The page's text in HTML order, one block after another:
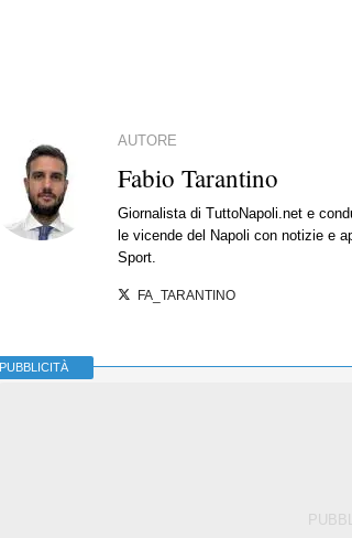
AUTORE
Fabio Tarantino
Giornalista di TuttoNapoli.net e
le vicende del Napoli con notizie e
Sport.
FA_TARANTINO
PUBBLICITÀ